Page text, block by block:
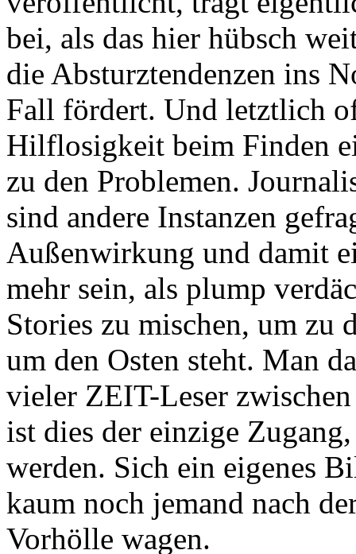
bei, als das hier hübsch
die Absturztendenzen ins
Fall fördert. Und letztlich
Hilflosigkeit beim Finden
zu den Problemen.
sind andere Instanzen
Außenwirkung und damit
mehr sein, als plump
Stories zu mischen, um zu
um den Osten steht. Man
vieler ZEIT-Leser
ist dies der einzige
werden. Sich ein eigenes
kaum noch jemand nach
Vorhölle wagen.